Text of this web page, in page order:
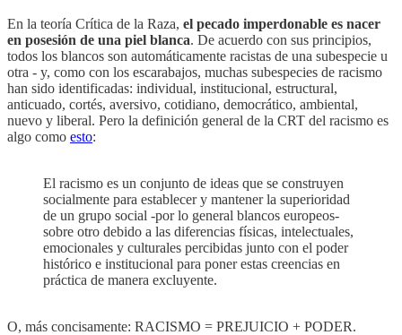
En la teoría Crítica de la Raza, el pecado imperdonable es nacer
en posesión de una piel blanca. De acuerdo con sus principios,
todos los blancos son automáticamente racistas de una subespecie u
otra - y, como con los escarabajos, muchas subespecies de racismo
han sido identificadas: individual, institucional, estructural,
anticuado, cortés, aversivo, cotidiano, democrático, ambiental,
nuevo y liberal. Pero la definición general de la CRT del racismo es
algo como esto:
El racismo es un conjunto de ideas que se construyen
socialmente para establecer y mantener la superioridad
de un grupo social -por lo general blancos europeos-
sobre otro debido a las diferencias físicas, intelectuales,
emocionales y culturales percibidas junto con el poder
histórico e institucional para poner estas creencias en
práctica de manera excluyente.
O, más concisamente: RACISMO = PREJUICIO + PODER.